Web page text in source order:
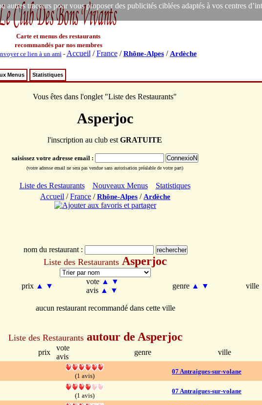
traceurs pour vous proposer des publicités ciblées adaptés à vos centres
Carte et menus des restaurants
recommandés par nos membres
ce lien à un ami- Accueil /France/Rhône-Alpes/ Ardèche
Menus Statistiques
Vous êtes dans l'onglet "Liste des Restaurants"
Asperjoc
l'inscription au club est GRATUITE
saisissez votre adresse email :
(votre adresse email ne sera pas vendue sans autorisation préalable de votre part)
Liste des Restaurants Nouveaux Menus
Statistiques
Accueil /France /Rhône-Alpes / Ardèche
nom du restaurant :
Liste des Restaurants Asperjoc
prix ▲ ▼
vote ▲
▼
avis ▲ ▼
genre ▲ ▼ ville
aucun restaurant recommandé dans cette ville
Liste des Restaurants autour de Asperjoc
prix
vote
avis
genre
ville
(1 avis)
07 Antraigues-sur-volane
(1 avis)
07 Antraigues-sur-volane